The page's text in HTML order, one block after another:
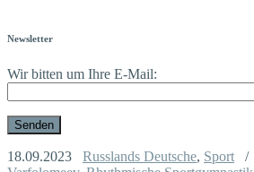
Newsletter
Wir bitten um Ihre E-Mail:
18.09.2023 Russlands Deutsche, Sport /